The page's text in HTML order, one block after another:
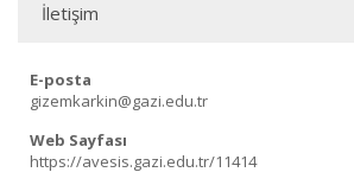
İletişim
E-posta
gizemkarkin@gazi.edu.tr
Web Sayfası
https://avesis.gazi.edu.tr/11414